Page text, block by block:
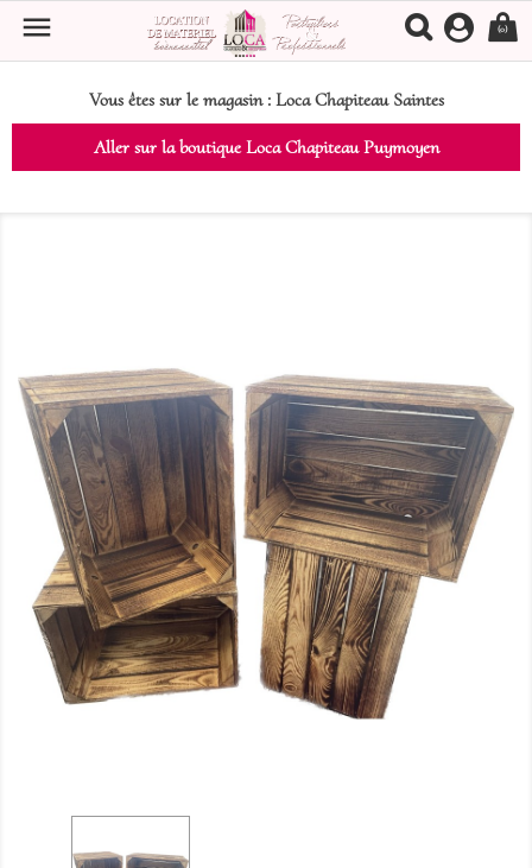
Vous êtes sur le magasin :Loca Chapiteau Saintes
Aller sur la boutique Loca Chapiteau Puymoyen
 (0)